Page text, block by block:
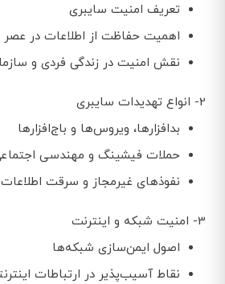
تعریف امنیت سایبری
اهمیت حفاظت از اطلاعات در عصر
نقش امنیت در زندگی فردی و
2- انواع تهدیدات سایبری
بدافزارها، ویروس‌ها و باج‌افزارها
حملات فیشینگ و مهندسی
نفوذهای غیرمجاز و سرقت اطلاعات
3- امنیت شبکه و اینترنت
اصول ایمن‌سازی شبکه‌ها
نقاط آسیب‌پذیر در ارتباطات